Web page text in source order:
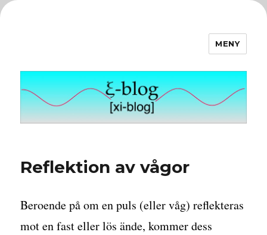
MENY
Reflektion av vågor
Beroende på om en puls (eller våg) reflekteras
mot en fast eller lös ände, kommer dess